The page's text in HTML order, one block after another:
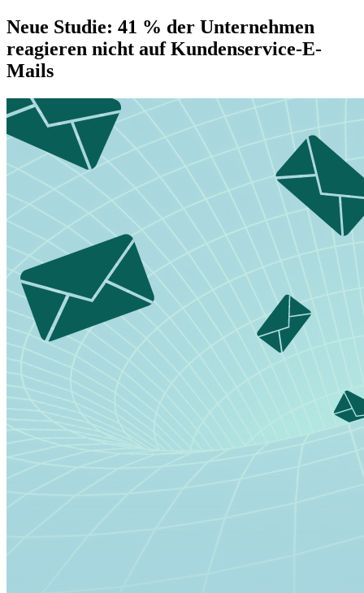
Neue Studie: 41 % der Unternehmen
reagieren nicht auf Kundenservice-E-
Mails